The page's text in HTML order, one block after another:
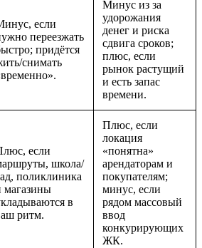
если
переезжать
придётся
снимать
Минус из за
удорожания
денег и риска
сдвига сроков;
плюс, если
рынок растущий
и есть запас
времени.
если
школа/
поликлиника
магазины
в
ритм.
Плюс, если
локация
«понятна»
арендаторам и
покупателям;
минус, если
рядом массовый
ввод
конкурирующих
ЖК.